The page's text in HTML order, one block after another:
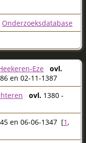
Onderzoeksdatabase
Eze
ovl.
en 02-11-1387
ovl. 1380 -
en 06-06-1347 [1 ,